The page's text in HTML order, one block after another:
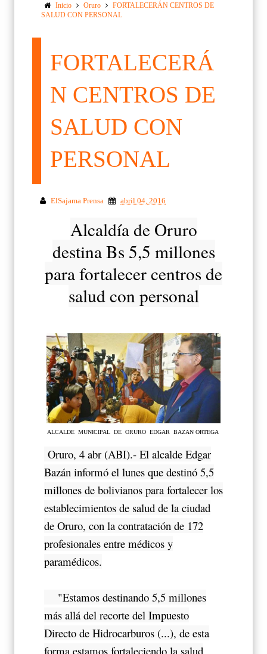
Inicio Oruro
FORTALECERÁN CENTROS DE
SALUD CON PERSONAL
FORTALECERÁ
N CENTROS DE
SALUD CON
PERSONAL
ElSajama Prensa abril 04, 2016
Alcaldía de Oruro
destina Bs 5,5 millones
para fortalecer centros de
salud con personal
ALCALDE MUNICIPAL DE ORURO EDGAR BAZAN ORTEGA
Oruro, 4 abr (ABI).- El alcalde Edgar
Bazán informó el lunes que destinó 5,5
millones de bolivianos para fortalecer los
establecimientos de salud de la ciudad
de Oruro, con la contratación de 172
profesionales entre médicos y
paramédicos.
"Estamos destinando 5,5 millones
más allá del recorte del Impuesto
Directo de Hidrocarburos (...), de esta
forma estamos fortaleciendo la salud